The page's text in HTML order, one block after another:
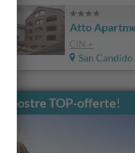
Atto
CIN +
San Candido
Le nostre TOP-offerte!